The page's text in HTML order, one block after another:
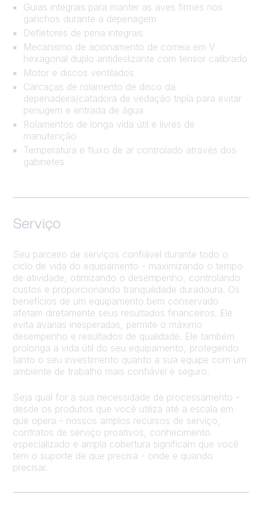
Guias integrais para manter as aves firmes nos
ganchos durante a depenagem
Defletores de pena integrais
Mecanismo de acionamento de correia em V
hexagonal duplo antideslizante com tensor calibrado
Motor e discos ventilados
Carcaças de rolamento de disco da
depenadeira/catadora de vedação tripla para evitar
penugem e entrada de água
Rolamentos de longa vida útil e livres de
manutenção
Temperatura e fluxo de ar controlado através dos
gabinetes
Serviço
Seu parceiro de serviços confiável durante todo o
ciclo de vida do equipamento - maximizando o tempo
de atividade, otimizando o desempenho, controlando
custos e proporcionando tranquilidade duradoura. Os
benefícios de um equipamento bem conservado
afetam diretamente seus resultados financeiros. Ele
evita avarias inesperadas, permite o máximo
desempenho e resultados de qualidade. Ele também
prolonga a vida útil do seu equipamento, protegendo
tanto o seu investimento quanto a sua equipe com um
ambiente de trabalho mais confiável e seguro.
Seja qual for a sua necessidade de processamento -
desde os produtos que você utiliza até a escala em
que opera - nossos amplos recursos de serviço,
contratos de serviço proativos, conhecimento
especializado e ampla cobertura significam que você
tem o suporte de que precisa - onde e quando
precisar.